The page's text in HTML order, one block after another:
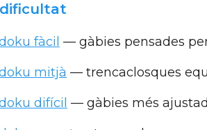
fàcil — gàbies pensades
mitjà — trencaclosques
difícil — gàbies més